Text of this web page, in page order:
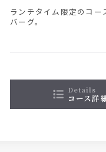
ランチタイム限定のコ
バーグ。
details
コース詳